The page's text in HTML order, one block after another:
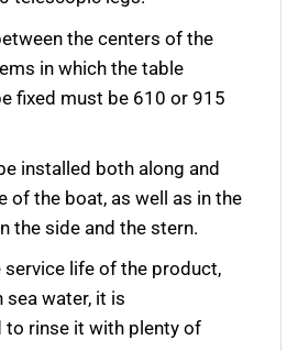
the centers of the
in which the table
fixed must be 610 or 915
installed both along and
of the boat, as well as in the
the side and the stern.
service life of the product,
sea water, it is
to rinse it with plenty of